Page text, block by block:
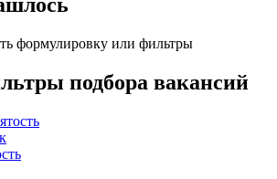
формулировку или фильтры
подбора вакансий